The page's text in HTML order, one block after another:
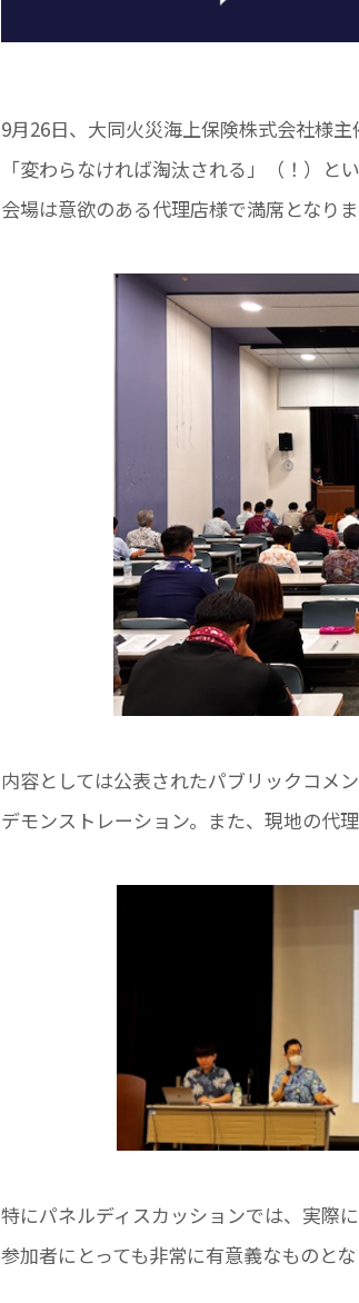
9月26日、大同火災海上保険株式会社様
「変わらなければ淘汰される」（！）と
会場は意欲のある代理店様で満席となりま
内容としては公表されたパブリックコメ
デモンストレーション。また、現地の代
特にパネルディスカッションでは、実際
参加者にとっても非常に有意義なものとな